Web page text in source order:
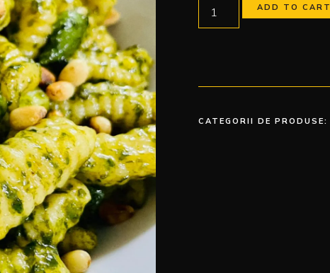
ADD TO CART
CATEGORII DE PRODUSE: